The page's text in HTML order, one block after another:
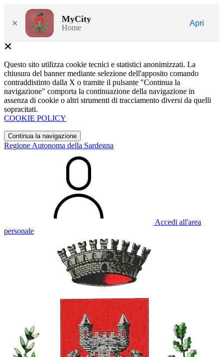
× MyCity
Home
Apri
Questo sito utilizza cookie tecnici e statistici anonimizzati. La
chiusura del banner mediante selezione dell'apposito comando
contraddistinto dalla X o tramite il pulsante "Continua la
navigazione" comporta la continuazione della navigazione in
assenza di cookie o altri strumenti di tracciamento diversi da quelli
sopracitati.
COOKIE POLICY
Continua la navigazione
Regione Autonoma della Sardegna
Accedi all'area
personale